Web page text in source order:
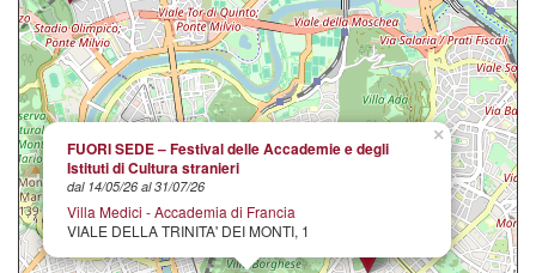
×
FUORI SEDE – Festival delle Accademie e degli
Istituti di Cultura stranieri
dal 14/05/26 al 31/07/26
Villa Medici - Accademia di Francia
VIALE DELLA TRINITA' DEI MONTI, 1